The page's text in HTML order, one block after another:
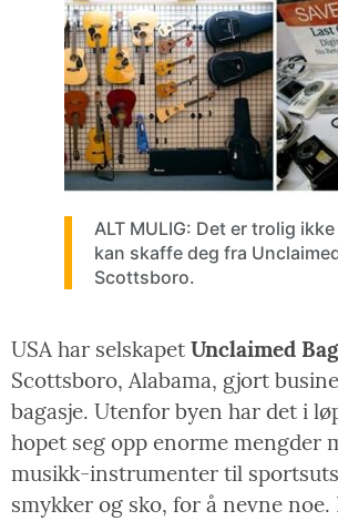
ALT MULIG: Det er trolig
kan skaffe deg fra
Scottsboro.
USA har selskapet Unclaimed
Scottsboro, Alabama, gjort
bagasje. Utenfor byen har det i
hopet seg opp enorme mengder
musikk-instrumenter til
smykker og sko, for å nevne